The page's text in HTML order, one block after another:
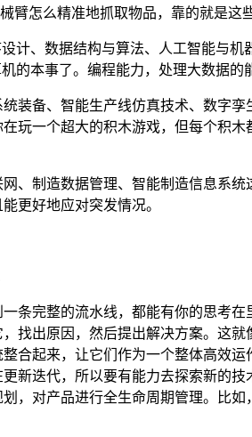
臂怎么精准地抓取物品，靠的就是这
计、数据结构与算法、人工智能与
的本事了。编程能力，处理大数据的
装备、智能生产线仿真技术、数字
玩一个超大的积木游戏，但每个积
、制造数据管理、智能制造信息系
更好地应对突发情况。
条完整的流水线，都能有你的思考在
找出原因，然后提出解决方案。这就
合起来，让它们作为一个整体高效
新迭代，所以要有能力去探索新的技
，对产品进行全生命周期管理。比